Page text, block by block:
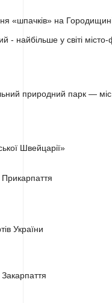
«шпачків» на
- найбільше у світі
природний парк —
Швейцарії»
Прикарпаття
України
Закарпаття